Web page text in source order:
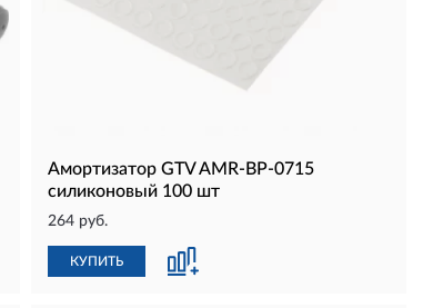
Амортизатор GTV AMR-BP-0715
силиконовый 100 шт
264 руб.
КУПИТЬ